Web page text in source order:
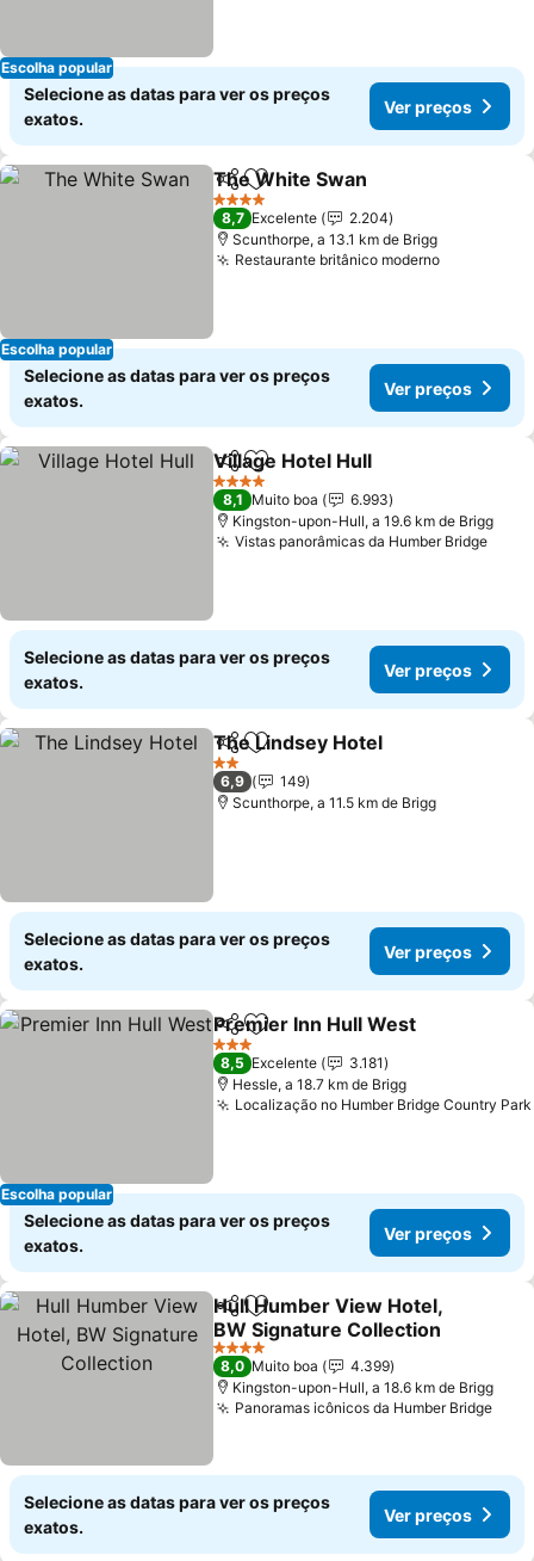
Escolha popular
Selecione as datas para ver os preços
exatos.
Ver preços
Escolha popular
PartilharAdicionar aos favoritos
The White Swan
4 Estrelas
8,7 Excelente
2.204
Scunthorpe, a 13.1 km de Brigg
Restaurante britânico modernoVer
Selecione as datas para ver os preços
exatos.
Ver preços
PartilharAdicionar aos favoritos
Village Hotel Hull
4 Estrelas
8,1 Muito boa
6.993
Kingston-upon-Hull, a 19.6 km de Brigg
Vistas panorâmicas da Humber BridgeVer
Selecione as datas para ver os preços
exatos.
Ver preços
PartilharAdicionar aos favoritos
The Lindsey Hotel
2 Estrelas
6,9
149
Scunthorpe, a 11.5 km de Brigg
Selecione as datas para ver os preços
exatos.
Ver preços
Escolha popular
PartilharAdicionar aos favoritos
Premier Inn Hull West
3 Estrelas
8,5 Excelente
3.181
Hessle, a 18.7 km de Brigg
Localização no Humber Bridge Country Park
Selecione as datas para ver os preços
exatos.
Ver preços
PartilharAdicionar aos favoritos
Hull Humber View Hotel,
BW Signature Collection
Ver preços
4 Estrelas
8,0 Muito boa
4.399
Kingston-upon-Hull, a 18.6 km de Brigg
Panoramas icônicos da Humber BridgeVer
Selecione as datas para ver os preços
exatos.
Ver preços